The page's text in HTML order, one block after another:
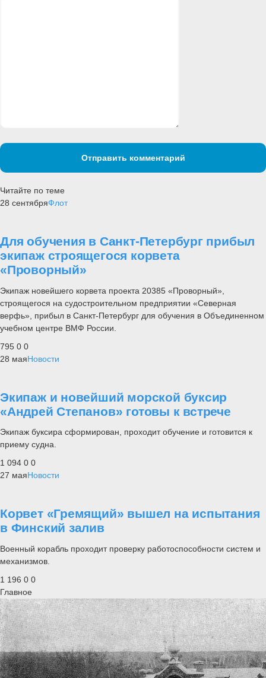
Отправить комментарий
Читайте по теме
28 сентябряФлот
Для обучения в Санкт-Петербург прибыл
экипаж строящегося корвета
«Проворный»
Экипаж новейшего корвета проекта 20385 «Проворный»,
строящегося на судостроительном предприятии «Северная
верфь», прибыл в Санкт-Петербург для обучения в Объединенном
учебном центре ВМФ России.
795 0 0
28 маяНовости
Экипаж и новейший морской буксир
«Андрей Степанов» готовы к встрече
Экипаж буксира сформирован, проходит обучение и готовится к
приему судна.
1 094 0 0
27 маяНовости
Корвет «Гремящий» вышел на испытания
в Финский залив
Военный корабль проходит проверку работоспособности систем и
механизмов.
1 196 0 0
Главное